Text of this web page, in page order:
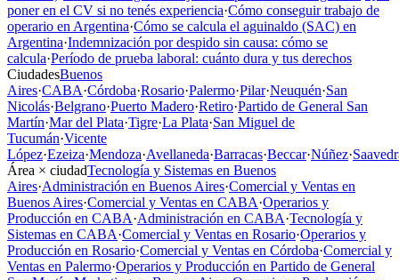
poner en el CV si no tenés experiencia·Cómo conseguir trabajo de
operario en Argentina·Cómo se calcula el aguinaldo (SAC) en
Argentina·Indemnización por despido sin causa: cómo se
calcula·Período de prueba laboral: cuánto dura y tus derechos
CiudadesBuenos
Aires·CABA·Córdoba·Rosario·Palermo·Pilar·Neuquén·San
Nicolás·Belgrano·Puerto Madero·Retiro·Partido de General San
Martín·Mar del Plata·Tigre·La Plata·San Miguel de
Tucumán·Vicente
López·Ezeiza·Mendoza·Avellaneda·Barracas·Beccar·Núñez·
Área × ciudadTecnología y Sistemas en Buenos
Aires·Administración en Buenos Aires·Comercial y Ventas en
Buenos Aires·Comercial y Ventas en CABA·Operarios y
Producción en CABA·Administración en CABA·Tecnología y
Sistemas en CABA·Comercial y Ventas en Rosario·Operarios y
Producción en Rosario·Comercial y Ventas en Córdoba·Comercial y
Ventas en Palermo·Operarios y Producción en Partido de General